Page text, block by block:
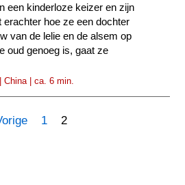
een kinderloze keizer en zijn
hoe ze een dochter
van de lelie en de alsem op
oud genoeg is, gaat ze
China | ca. 6 min.
1 2